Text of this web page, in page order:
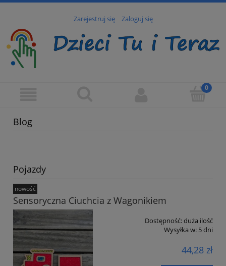
Zarejestruj się Zaloguj się
Blog
Pojazdy
Sensoryczna Ciuchcia z Wagonikiem
Dostępność:duża ilość
Wysyłka w: 5 dni
44,28 zł
nowość